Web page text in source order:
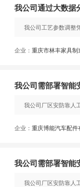
我公司通过大数据
我公司工艺参数调整
企业： 重庆市林丰家具制
我公司需部署智能
我公司厂区安防靠人
企业： 重庆博能汽车配件
我公司需部署智能
我公司厂区安防靠人